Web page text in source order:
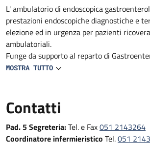
Descrizione
L' ambulatorio di endoscopica
prestazioni endoscopiche diagnostiche e
elezione ed in urgenza per pazienti
ambulatoriali.
Funge da supporto al reparto di
reparti e DS del Policlinico (Medicine,
Fornisce prestazioni endoscopiche
in urgenza, in elezione e follow-up
MOSTRA TUTTO
Contatti
Pad. 5 Segreteria:Tel. e Fax051 2143264
Coordinatore infermieristico Tel.051